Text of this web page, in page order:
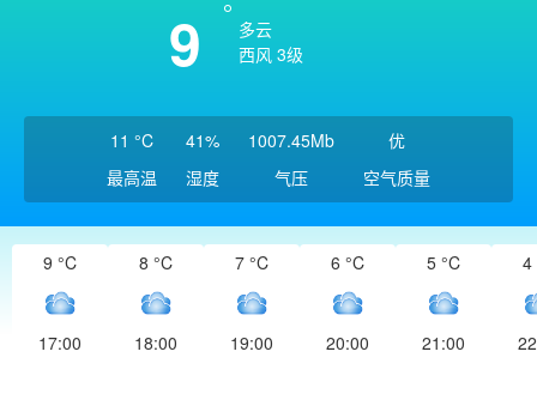
9
多云
西风 3级
11 °C
最高温
41%
湿度
1007.45Mb
气压
优
空气质量
9 °C
17:00
8 °C
18:00
7 °C
19:00
6 °C
20:00
5 °C
21:00
4